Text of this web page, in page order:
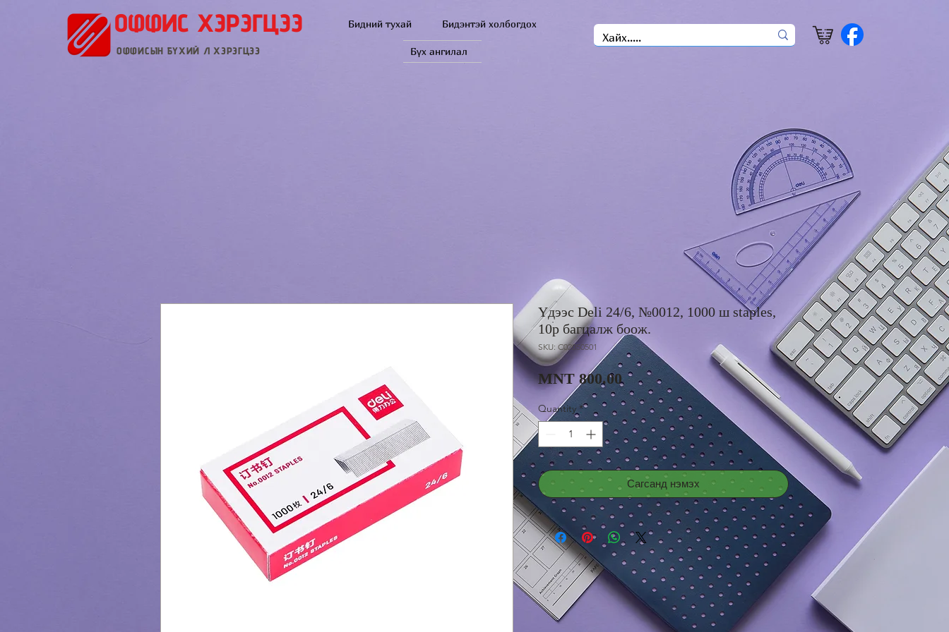
ОФФИС ХЭРЭГЦЭЭ Бидний тухай Бидэнтэй холбогдох
ОФФИСЫН БҮХИЙ Л ХЭРЭГЦЭЭ Бүх ангилал
Үдээс Deli 24/6, №0012, 1000 ш staples,
10р багцалж боож.
SKU: C02050501
MNT 800.00Price
Quantity *
Сагсанд нэмэх